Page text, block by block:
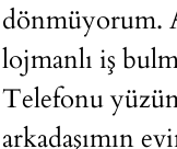
dönmüyorum.
lojmanlı iş
Telefonu
arkadaşımın